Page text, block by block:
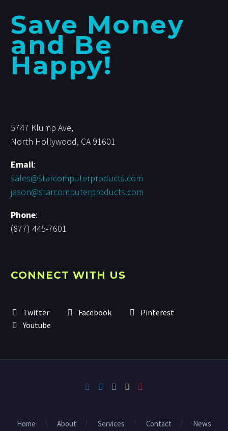
Save Money
and Be
Happy!
5747 Klump Ave,
North Hollywood, CA 91601
Email:
sales@starcomputerproducts.com
jason@starcomputerproducts.com
Phone:
(877) 445-7601
CONNECT WITH US
Twitter Facebook
Pinterest
Youtube
Home About Services Contact News